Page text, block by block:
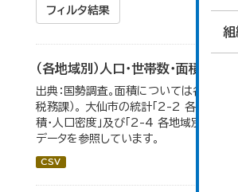
組
フィルタ結果
（各地域別）人口・世帯数・面積・人口
出典：国勢調査。面積については各年１月
税務課）。 大仙市の統計「2-2 各地域別人
積・人口密度」及び「2-4 各地域別人口・
データを参照しています。
CSV